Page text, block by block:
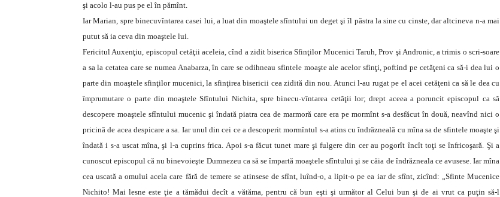
şi acolo l-au pus pe el în pămînt.
Iar Marian, spre binecuvîntarea casei lui, a luat din moaştele sfîntului un deget şi îl păstra la sine cu cinste, dar altcineva n-a mai
putut să ia ceva din moaştele lui.
Fericitul Auxenţiu, episcopul cetăţii aceleia, cînd a zidit biserica Sfinţilor Mucenici Taruh, Prov şi Andronic, a trimis o scri-soare
a sa la cetatea care se numea Anabarza, în care se odihneau sfintele moaşte ale acelor sfinţi, poftind pe cetăţeni ca să-i dea lui o
parte din moaştele sfinţilor mucenici, la sfinţirea bisericii cea zidită din nou. Atunci l-au rugat pe el acei cetăţeni ca să le dea cu
împrumutare o parte din moaştele Sfîntului Nichita, spre binecu-vîntarea cetăţii lor; drept aceea a poruncit episcopul ca să
descopere moaştele sfîntului mucenic şi îndată piatra cea de marmoră care era pe mormînt s-a desfăcut în două, neavînd nici o
pricină de acea despicare a sa. Iar unul din cei ce a descoperit mormîntul s-a atins cu îndrăzneală cu mîna sa de sfintele moaşte şi
îndată i s-a uscat mîna, şi l-a cuprins frica. Apoi s-a făcut tunet mare şi fulgere din cer au pogorît încît toţi se înfricoşară. Şi a
cunoscut episcopul că nu binevoieşte Dumnezeu ca să se împartă moaştele sfîntului şi se căia de îndrăzneala ce avusese. Iar mîna
cea uscată a omului acela care fără de temere se atinsese de sfînt, luînd-o, a lipit-o pe ea iar de sfînt, zicînd: „Sfinte Mucenice
Nichito! Mai lesne este ţie a tămădui decît a vătăma, pentru că bun eşti şi următor al Celui bun şi de ai vrut ca puţin să-l